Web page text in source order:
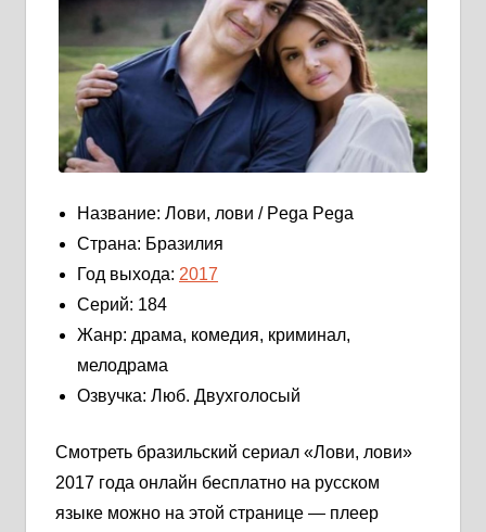
Название: Лови, лови / Pega Pega
Страна: Бразилия
Год выхода: 2017
Серий: 184
Жанр: драма, комедия, криминал,
мелодрама
Озвучка: Люб. Двухголосый
Смотреть бразильский сериал «Лови, лови»
2017 года онлайн бесплатно на русском
языке можно на этой странице — плеер